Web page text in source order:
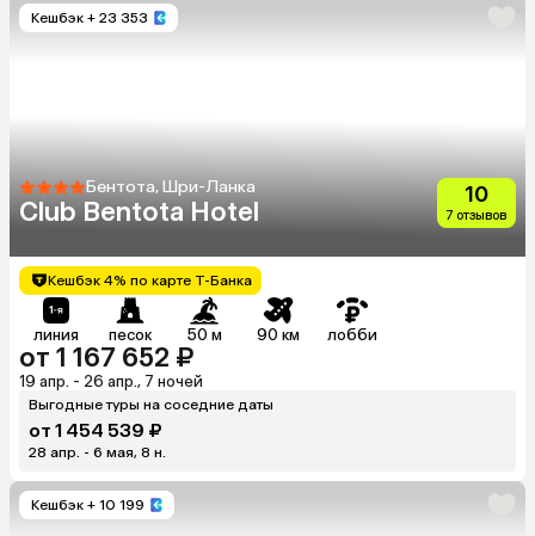
Кешбэк + 23 353
Бентота, Шри-Ланка
Club Bentota Hotel
10
7 отзывов
Кешбэк 4% по карте Т-Банка
линия песок 50 м 90 км лобби
от 1 167 652 ₽
19 апр. - 26 апр., 7 ночей
Выгодные туры на соседние даты
от 1 454 539 ₽
28 апр. - 6 мая, 8 н.
Кешбэк + 10 199